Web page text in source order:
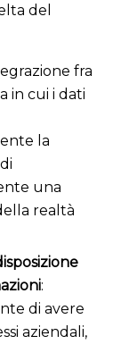
del
fra
in cui i dati
la
una
realtà
:
di avere
aziendali,